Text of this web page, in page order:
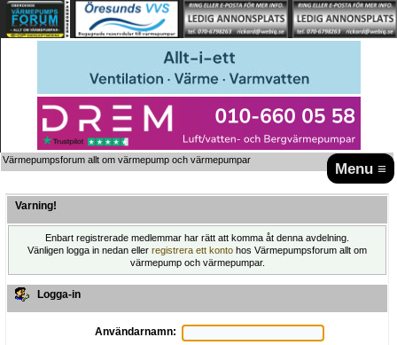
Menu ≡
Värmepumpsforum allt om värmepump och värmepumpar
Varning!
Enbart registrerade medlemmar har rätt att komma åt denna avdelning.
Vänligen logga in nedan eller registrera ett konto hos Värmepumpsforum allt om
värmepump och värmepumpar.
Logga-in
Användarnamn: